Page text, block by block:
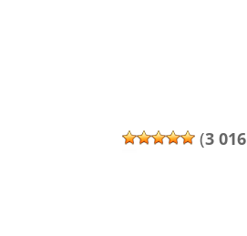
(3 016